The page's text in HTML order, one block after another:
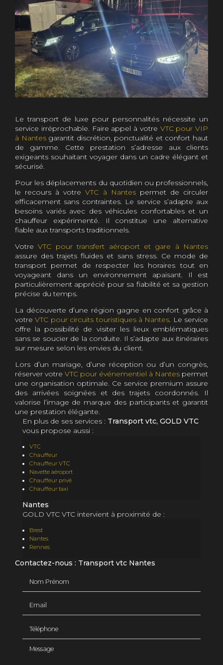
Le transport de luxe pour personnalités nécessite un
service irréprochable. Faire appel à votre VTC pour VIP
à Nantesgarantit discrétion, ponctualité et confort haut
de gamme. Cette prestation s’adresse aux clients
exigeants souhaitant voyager dans un cadre élégant et
sécurisé.
Pour les déplacements du quotidien ou professionnels,
le recours à votreVTC à Nantespermet de circuler
efficacement sans contraintes. Le service s’adapte aux
besoins variés avec des véhicules confortables et un
chauffeur expérimenté. Il constitue une alternative
fiable aux transports traditionnels.
VotreVTC pour transfert aéroport et gare à Nantes
assure des trajets fluides et sans stress. Ce mode de
transport permet de respecter les horaires tout en
voyageant dans un environnement apaisant. Il est
particulièrement apprécié pour sa fiabilité et sa gestion
précise du temps.
La découverte d’une région gagne en confort grâce à
votreVTC pour circuits touristiques à Nantes . Le service
offre la possibilité de visiter les lieux emblématiques
sans se soucier de la conduite. Il s’adapte aux itinéraires
sur mesure selon les envies du client.
Lors d’un mariage, d’une réception ou d’un congrès,
réserver votre VTC pour événementiel à Nantes permet
une organisation optimale. Ce service premium assure
des arrivées soignées et des trajets coordonnés. Il
valorise l’image de marque des participants et garantit
une prestation élégante.
En plus de ses services : Transport vtc, GOLD VTC
vous propose aussi :
VTC
Chauffeur
Chauffeur VTC
Navette aéroport
Chauffeur privé
Chauffeur taxi
Nantes
GOLD VTC VTC intervient à proximité de :
Brest
Nantes
Rennes
Contactez-nous : Transport vtc Nantes
Message